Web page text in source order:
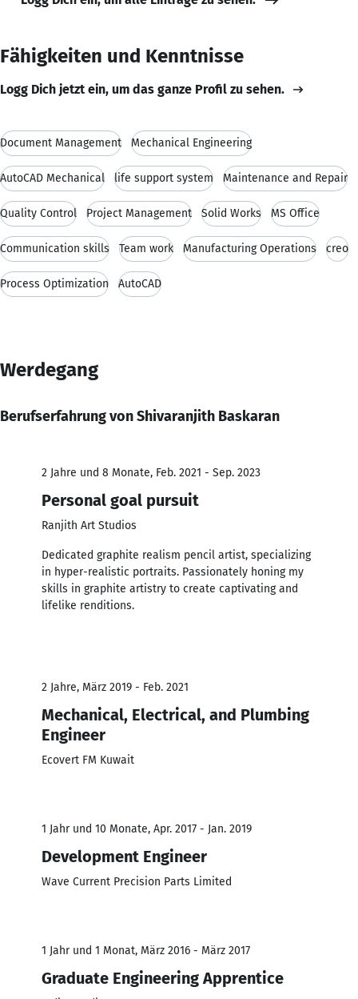
Fähigkeiten und Kenntnisse
Logg Dich jetzt ein, um das ganze Profil zu sehen.
Document Management Mechanical Engineering
AutoCAD Mechanical life support system Maintenance and Repair
Quality Control Project Management Solid Works MS Office
Communication skills Team work Manufacturing Operations creo
Process Optimization AutoCAD
Werdegang
Berufserfahrung von Shivaranjith Baskaran
2 Jahre und 8 Monate, Feb. 2021 - Sep. 2023
Personal goal pursuit
Ranjith Art Studios
Dedicated graphite realism pencil artist, specializing
in hyper-realistic portraits. Passionately honing my
skills in graphite artistry to create captivating and
lifelike renditions.
2 Jahre, März 2019 - Feb. 2021
Mechanical, Electrical, and Plumbing
Engineer
Ecovert FM Kuwait
1 Jahr und 10 Monate, Apr. 2017 - Jan. 2019
Development Engineer
Wave Current Precision Parts Limited
1 Jahr und 1 Monat, März 2016 - März 2017
Graduate Engineering Apprentice